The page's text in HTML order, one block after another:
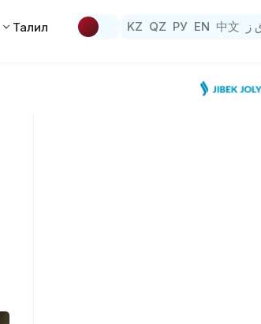
Таҳлил KZ QZ РУ EN 中文 ز